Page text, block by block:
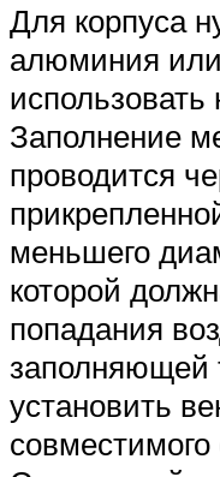
Для корпуса
алюминия
использовать
Заполнение
проводится
меньшего
которой
попадания
заполняющей
установить